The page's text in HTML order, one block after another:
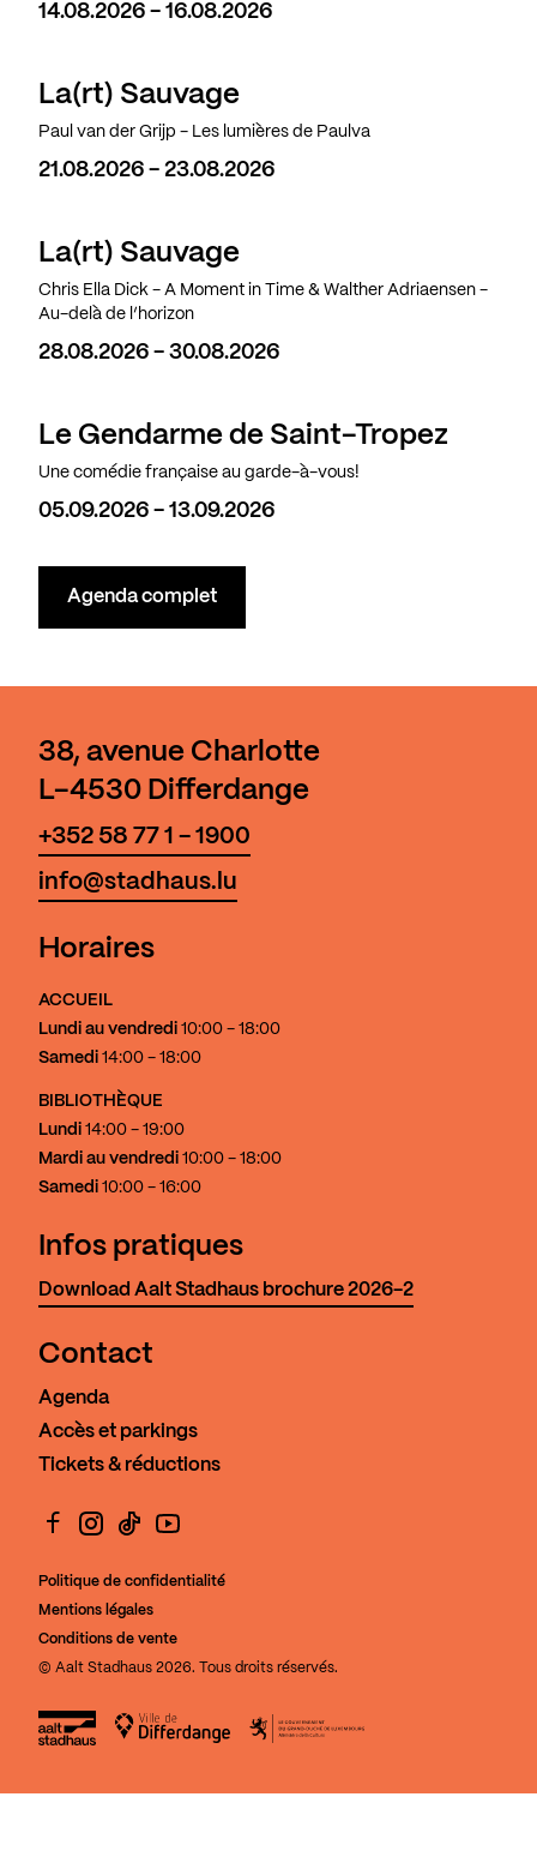
14.08.2026 - 16.08.2026
La(rt) Sauvage
Paul van der Grijp - Les lumières de Paulva
21.08.2026 - 23.08.2026
La(rt) Sauvage
Chris Ella Dick - A Moment in Time & Walther Adriaensen -
Au-delà de l’horizon
28.08.2026 - 30.08.2026
Le Gendarme de Saint-Tropez
Une comédie française au garde-à-vous!
05.09.2026 - 13.09.2026
Agenda complet
38, avenue Charlotte
L-4530 Differdange
+352 58 77 1 - 1900
info@stadhaus.lu
Horaires
ACCUEIL
Lundi au vendredi 10:00 - 18:00
Samedi 14:00 - 18:00
BIBLIOTHÈQUE
Lundi 14:00 - 19:00
Mardi au vendredi 10:00 - 18:00
Samedi 10:00 - 16:00
Infos pratiques
Download Aalt Stadhaus brochure 2026-2
Contact
Agenda
Accès et parkings
Tickets & réductions
Politique de confidentialité
Mentions légales
Conditions de vente
© Aalt Stadhaus 2026. Tous droits réservés.
Aalt StadhausVille de DifferdangeLe Gouvernement du Grand-